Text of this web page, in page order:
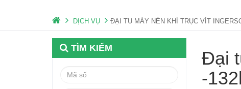
DỊCH VỤ ĐẠI TU MÁY NÉN KHÍ TRỤC VÍT
Đại
-
TÌM KIẾM